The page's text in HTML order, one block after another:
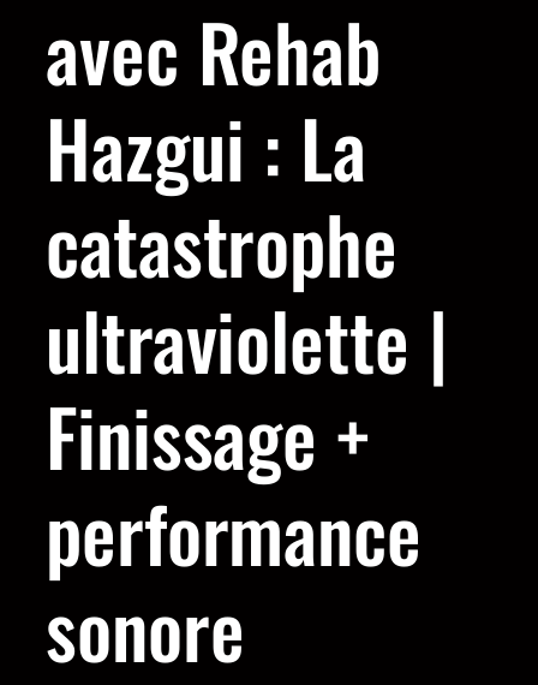
avec Rehab
Hazgui : La
catastrophe
ultraviolette |
Finissage +
performance
sonore